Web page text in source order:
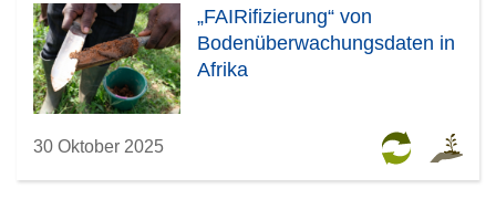
„FAIRifizierung“ von
Bodenüberwachungsdaten in
Afrika
30 Oktober 2025